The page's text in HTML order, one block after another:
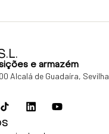
e armazém
Alcalá de Guadaíra, Sevilha